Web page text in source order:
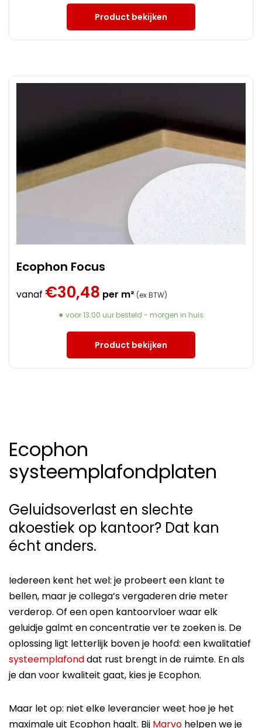
Product bekijken
Ecophon Focus
vanaf €30,48 per m² (ex BTW)
voor 13:00 uur besteld - morgen in huis
Product bekijken
Ecophon
systeemplafondplaten
Geluidsoverlast en slechte
akoestiek op kantoor? Dat kan
écht anders.
Iedereen kent het wel: je probeert een klant te
bellen, maar je collega’s vergaderen drie meter
verderop. Of een open kantoorvloer waar elk
geluidje galmt en concentratie ver te zoeken is. De
oplossing ligt letterlijk boven je hoofd: een kwalitatief
systeemplafonddat rust brengt in de ruimte. En als
je dan voor kwaliteit gaat, kies je Ecophon.
Maar let op: niet elke leverancier weet hoe je het
maximale uit Ecophon haalt. Bij Marvo helpen we je